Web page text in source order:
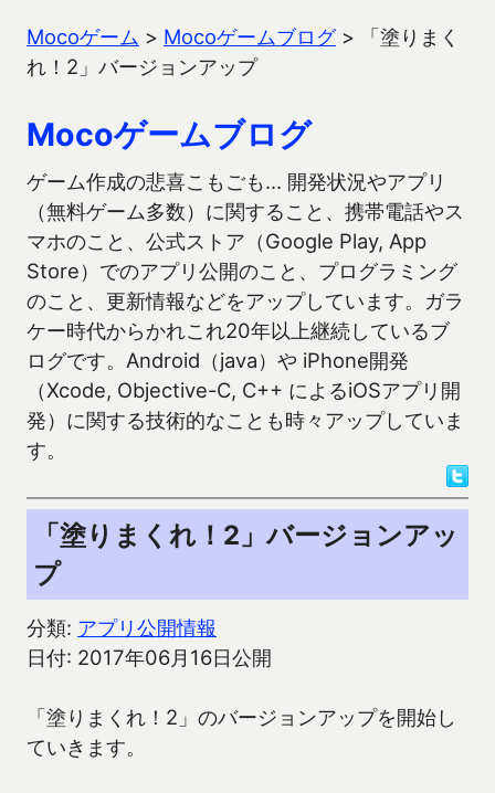
Mocoゲーム > Mocoゲームブログ>
「塗りまく
れ！2」バージョンアップ
Mocoゲームブログ
ゲーム作成の悲喜こもごも… 開発状況やアプリ
（無料ゲーム多数）に関すること、携帯電話やス
マホのこと、公式ストア（Google Play, App
Store）でのアプリ公開のこと、プログラミング
のこと、更新情報などをアップしています。ガラ
ケー時代からかれこれ20年以上継続しているブ
ログです。Android（java）や iPhone開発
（Xcode, Objective-C, C++ によるiOSアプリ開
発）に関する技術的なことも時々アップしていま
す。
「塗りまくれ！2」バージョンアッ
プ
分類: アプリ公開情報
日付: 2017年06月16日公開
「塗りまくれ！2」のバージョンアップを開始し
ていきます。